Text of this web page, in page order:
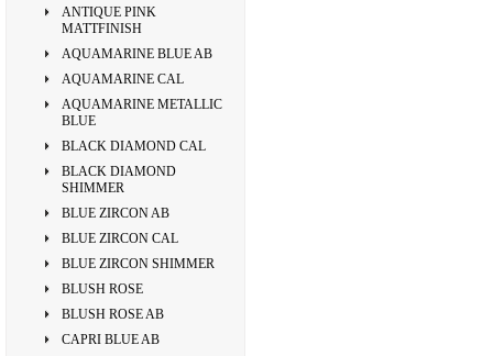
ANTIQUE PINK
MATTFINISH
AQUAMARINE BLUE AB
AQUAMARINE CAL
AQUAMARINE METALLIC
BLUE
BLACK DIAMOND CAL
BLACK DIAMOND
SHIMMER
BLUE ZIRCON AB
BLUE ZIRCON CAL
BLUE ZIRCON SHIMMER
BLUSH ROSE
BLUSH ROSE AB
CAPRI BLUE AB